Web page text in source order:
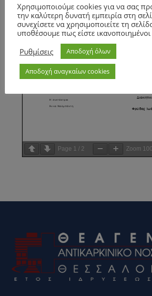
Page 1 / 2 Zoom
Χρησιμοποιούμε cookies για να σας
την καλύτερη δυνατή εμπειρία στη
συνεχίσετε να χρησιμοποιείτε τη
υποθέσουμε πως είστε
Ρυθμίσεις
Αποδοχή όλων
Αποδοχή αναγκαίων cookies